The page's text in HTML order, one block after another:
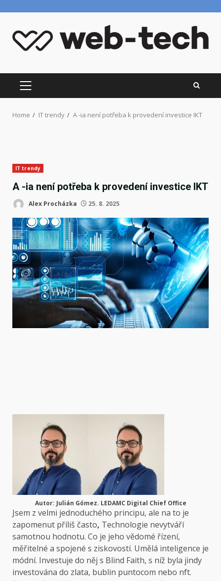
content
PRIMARY
MENU
Home IT trendy A -ia není potřeba k provedení investice IKT
IT trendy
A -ia není potřeba k provedení investice IKT
Alex Procházka 25. 8. 2025
Autor: Julián Gómez. LEDAMC Digital Chief Office
Jsem z velmi jednoduchého principu, ale na to je
zapomenut příliš často, Technologie nevytváří
samotnou hodnotu. Co je jeho vědomé řízení,
měřitelné a spojené s ziskovostí. Umělá inteligence je
módní. Investuje do něj s Blind Faith, s níž byla jindy
investována do zlata, bublin puntocom nebo nft.